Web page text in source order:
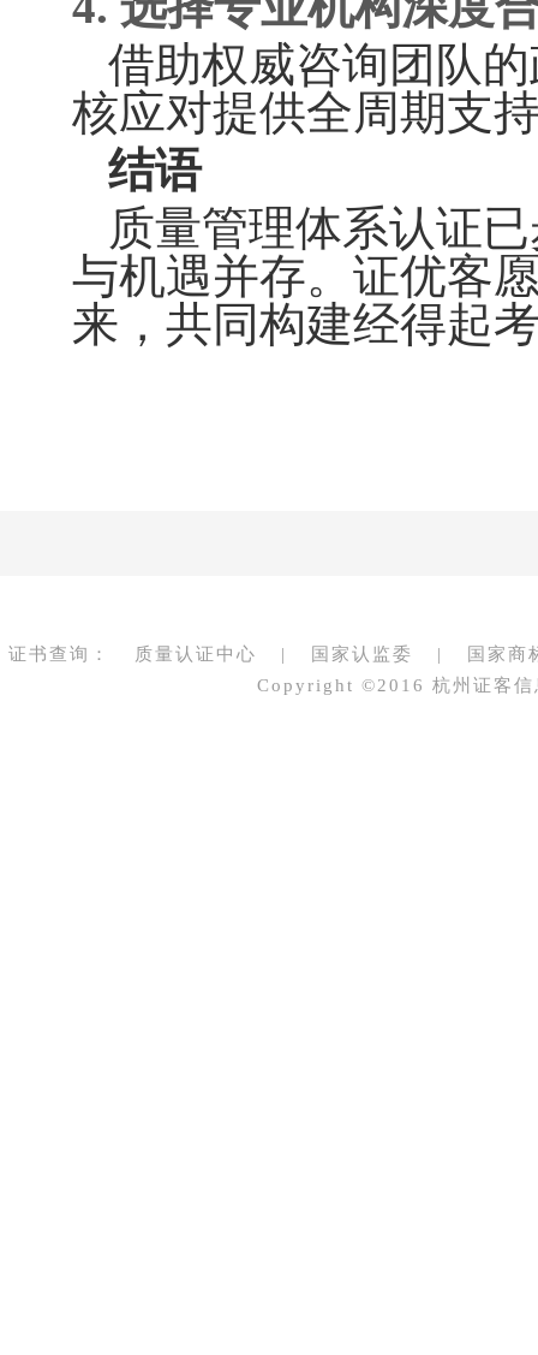
借助权威咨询团队
核应对提供全周期支
结语
质量管理体系认证
与机遇并存。证优客
来，共同构建经得起
证书查询： 质量认证中心 | 国家认监委 |
国家商
Copyright ©2016 杭州证客信